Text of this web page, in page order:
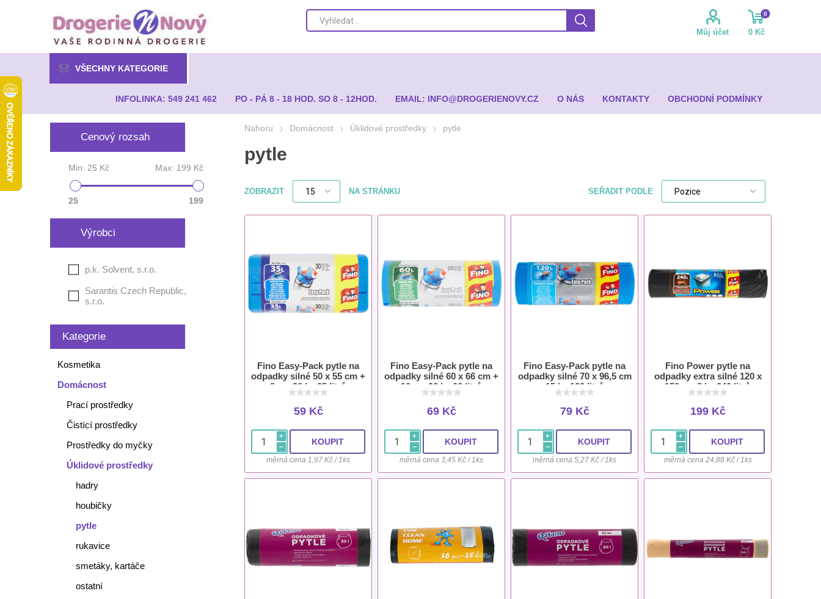
Můj účet
0
0 Kč
VŠECHNY KATEGORIE
INFOLINKA: 549 241 462 PO - PÁ 8 - 18 HOD. SO 8 - 12HOD. EMAIL: INFO@DROGERIENOVY.CZ O NÁS KONTAKTY OBCHODNÍ PODMÍNKY
Nahoru Domácnost Úklidové prostředky pytle
pytle
SEŘADIT PODLE
ZOBRAZIT NA STRÁNKU
Fino Easy-Pack pytle na
odpadky silné 50 x 55 cm +
8 cm 30 ks 35 litrů
59 Kč
i
h
měrná cena 1,97 Kč / 1ks
Fino Easy-Pack pytle na
odpadky silné 60 x 66 cm +
10 cm 20 ks 60 litrů
69 Kč
i
h
měrná cena 3,45 Kč / 1ks
Fino Easy-Pack pytle na
odpadky silné 70 x 96,5 cm
15 ks 120 litrů
79 Kč
i
h
měrná cena 5,27 Kč / 1ks
Fino Power pytle na
odpadky extra silné 120 x
150 cm 8 ks 240 litrů
199 Kč
i
h
měrná cena 24,88 Kč / 1ks
Cenový rozsah
Min: 25 Kč Max: 199 Kč
25 199
Výrobci
p.k. Solvent, s.r.o.
Sarantis Czech Republic,
s.r.o.
Kategorie
Kosmetika
Domácnost
Prací prostředky
Čistící prostředky
Prostředky do myčky
Úklidové prostředky
hadry
houbičky
pytle
rukavice
smetáky, kartáče
ostatní